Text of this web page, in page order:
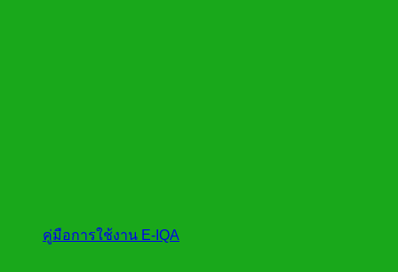
คู่มือการใช้งาน E-IQA